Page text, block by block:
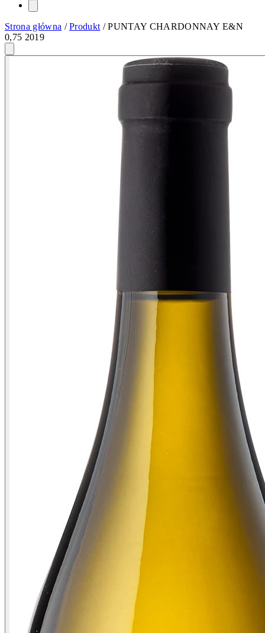
Strona główna /Produkt /PUNTAY CHARDONNAY E&N
0,75 2019